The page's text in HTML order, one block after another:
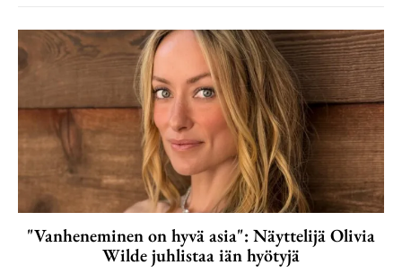
"Vanheneminen on hyvä asia": Näyttelijä Olivia
Wilde juhlistaa iän hyötyjä